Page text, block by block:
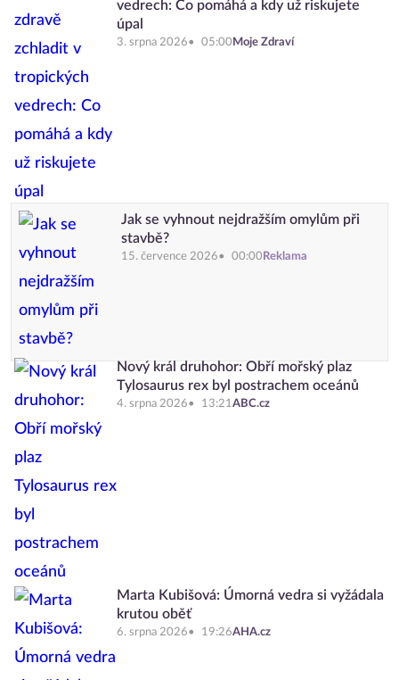
vedrech: Co pomáhá a kdy už riskujete
úpal
3. srpna 2026 05:00 Moje Zdraví
Jak se vyhnout nejdražším omylům při
stavbě?
15. července 2026 00:00 Reklama
Nový král druhohor: Obří mořský plaz
Tylosaurus rex byl postrachem oceánů
4. srpna 2026 13:21 ABC.cz
Marta Kubišová: Úmorná vedra si vyžádala
krutou oběť
6. srpna 2026 19:26AHA.cz